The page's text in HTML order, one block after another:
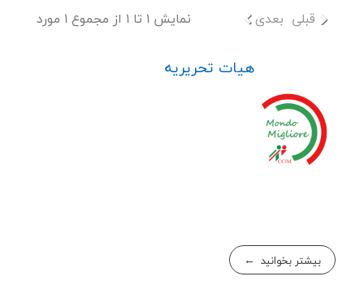
نمایش 1 تا 1 از مجموع 1 مورد
قبلی بعدی
هیات تحریریه
بیشتر بخوانید